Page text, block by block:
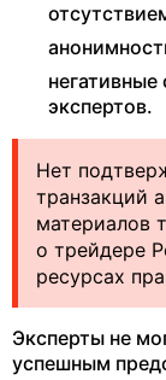
экспертов.
Нет
транзакций
материалов
о трейдере
ресурсах
Эксперты не
успешным